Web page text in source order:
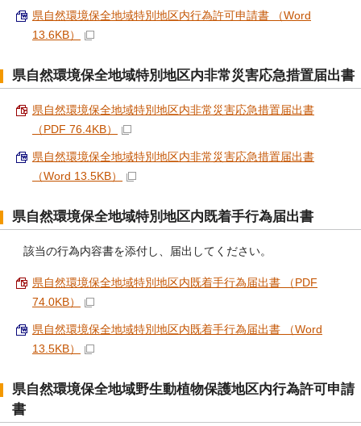
県自然環境保全地域特別地区内行為許可申請書 （Word
13.6KB）
県自然環境保全地域特別地区内非常災害応急措置届出書
県自然環境保全地域特別地区内非常災害応急措置届出書
（PDF 76.4KB）
県自然環境保全地域特別地区内非常災害応急措置届出書
（Word 13.5KB）
県自然環境保全地域特別地区内既着手行為届出書
該当の行為内容書を添付し、届出してください。
県自然環境保全地域特別地区内既着手行為届出書 （PDF
74.0KB）
県自然環境保全地域特別地区内既着手行為届出書 （Word
13.5KB）
県自然環境保全地域野生動植物保護地区内行為許可申請
書